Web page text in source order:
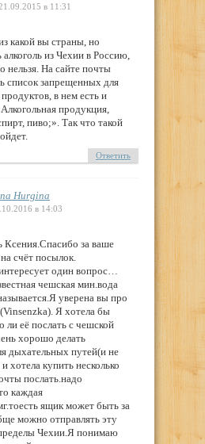
в 11:31
какой вы страны, но
алкоголь из Чехии в Россию,
На сайте почты
список запрещенных для
в нем есть и
продукция,
пиво;». Так что такой
Ответить
Hurgina
в 14:03
Ксения.Спасибо за ваше
счёт посылок.
один вопрос…
чешская мин.вода
уверена вы про
Я хотела бы
ли её послать с чешской
хорошо делать
дыхательных путей(и не
хотела купить несколько
послать.надо
каждая
ящик может быть за
можно отправлять эту
Чехии.Я понимаю